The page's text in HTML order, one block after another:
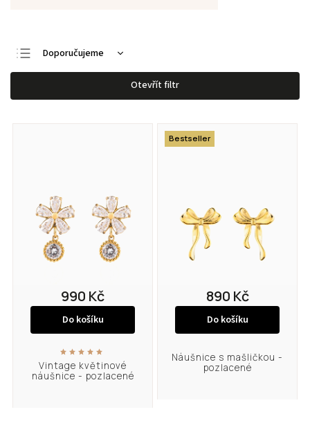
Doporučujeme
Nejlevnější
Nejdražší
Nejprodávanější
Otevřít filtr
Vintage květinové
náušnice - pozlacené
990 Kč
Do košíku
Bestseller
Náušnice s mašličkou -
pozlacené
890 Kč
Do košíku